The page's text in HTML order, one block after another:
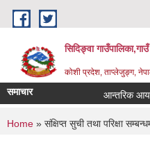
Skip to main content
सिदिङ्वा
कोशी प्रदेश, ताप्लेजुङ्ग,
समाचार आन्तरिक आयको
You are here
Home » संक्षिप्त सुची तथा परिक्षा